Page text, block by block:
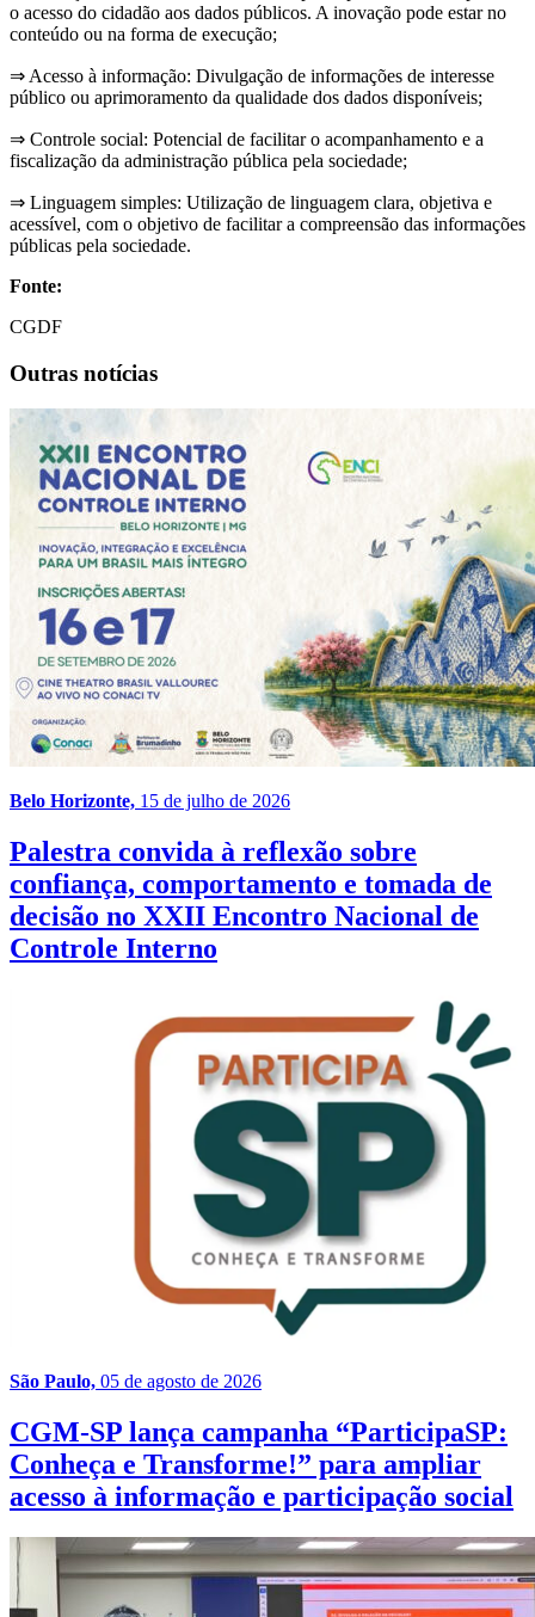
o acesso do cidadão aos dados públicos. A inovação pode estar no
conteúdo ou na forma de execução;
⇒ Acesso à informação: Divulgação de informações de interesse
público ou aprimoramento da qualidade dos dados disponíveis;
⇒ Controle social: Potencial de facilitar o acompanhamento e a
fiscalização da administração pública pela sociedade;
⇒ Linguagem simples: Utilização de linguagem clara, objetiva e
acessível, com o objetivo de facilitar a compreensão das informações
públicas pela sociedade.
Fonte:
CGDF
Outras notícias
Belo Horizonte, 15 de julho de 2026
Palestra convida à reflexão sobre
confiança, comportamento e tomada de
decisão no XXII Encontro Nacional de
Controle Interno
São Paulo, 05 de agosto de 2026
CGM-SP lança campanha “ParticipaSP:
Conheça e Transforme!” para ampliar
acesso à informação e participação social